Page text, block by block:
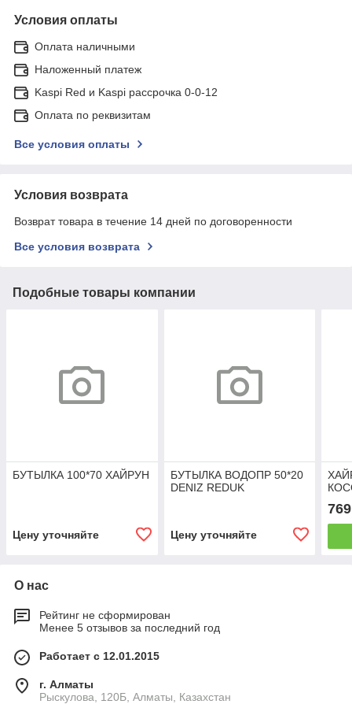
Условия оплаты
Оплата наличными
Наложенный платеж
Kaspi Red и Kaspi рассрочка 0-0-12
Оплата по реквизитам
Все условия оплаты
Условия возврата
Возврат товара в течение 14 дней по договоренности
Все условия возврата
Подобные товары компании
БУТЫЛКА 100*70 ХАЙРУН
Цену уточняйте
БУТЫЛКА ВОДОПР 50*20
DENIZ REDUK
Цену уточняйте
О нас
Рейтинг не сформирован
Менее 5 отзывов за последний год
Работает с 12.01.2015
г. Алматы
Рыскулова, 120Б, Алматы, Казахстан